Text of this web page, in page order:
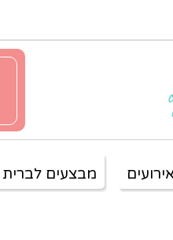
מבצעים לברית